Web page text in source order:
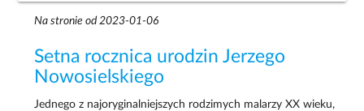
Na stronie od 2023-01-06
Setna rocznica urodzin Jerzego
Nowosielskiego
Jednego z najoryginalniejszych rodzimych malarzy XX wieku,